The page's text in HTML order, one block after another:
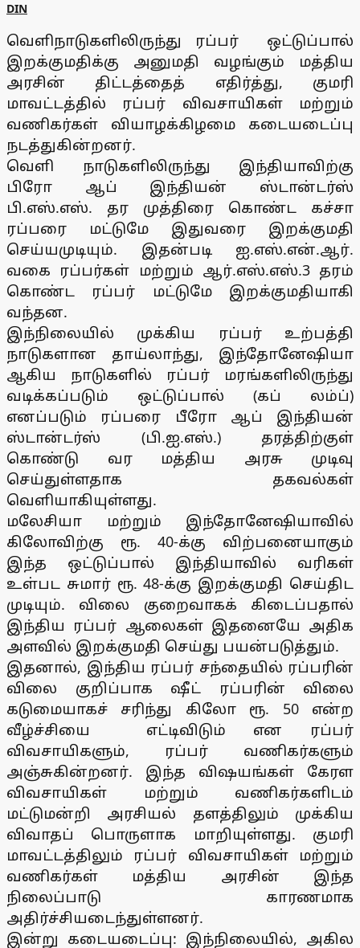
DIN
வெளிநாடுகளிலிருந்து ரப்பர் ஒட்டுப்பால்
இறக்குமதிக்கு அனுமதி வழங்கும் மத்திய
அரசின் திட்டத்தைத் எதிர்த்து, குமரி
மாவட்டத்தில் ரப்பர் விவசாயிகள் மற்றும்
வணிகர்கள் வியாழக்கிழமை கடையடைப்பு
நடத்துகின்றனர்.
வெளி நாடுகளிலிருந்து இந்தியாவிற்கு
பிரோ ஆப் இந்தியன் ஸ்டான்டர்ஸ்
பி.எஸ்.எஸ். தர முத்திரை கொண்ட கச்சா
ரப்பரை மட்டுமே இதுவரை இறக்குமதி
செய்யமுடியும். இதன்படி ஐ.எஸ்.என்.ஆர்.
வகை ரப்பர்கள் மற்றும் ஆர்.எஸ்.எஸ்.3 தரம்
கொண்ட ரப்பர் மட்டுமே இறக்குமதியாகி
வந்தன.
இந்நிலையில் முக்கிய ரப்பர் உற்பத்தி
நாடுகளான தாய்லாந்து, இந்தோனேஷியா
ஆகிய நாடுகளில் ரப்பர் மரங்களிலிருந்து
வடிக்கப்படும் ஒட்டுப்பால் (கப் லம்ப்)
எனப்படும் ரப்பரை பீரோ ஆப் இந்தியன்
ஸ்டான்டர்ஸ் (பி.ஐ.எஸ்.) தரத்திற்குள்
கொண்டு வர மத்திய அரசு முடிவு
செய்துள்ளதாக தகவல்கள்
வெளியாகியுள்ளது.
மலேசியா மற்றும் இந்தோனேஷியாவில்
கிலோவிற்கு ரூ. 40-க்கு விற்பனையாகும்
இந்த ஒட்டுப்பால் இந்தியாவில் வரிகள்
உள்பட சுமார் ரூ. 48-க்கு இறக்குமதி செய்திட
முடியும். விலை குறைவாகக் கிடைப்பதால்
இந்திய ரப்பர் ஆலைகள் இதனையே அதிக
அளவில் இறக்குமதி செய்து பயன்படுத்தும்.
இதனால், இந்திய ரப்பர் சந்தையில் ரப்பரின்
விலை குறிப்பாக ஷீட் ரப்பரின் விலை
கடுமையாகச் சரிந்து கிலோ ரூ. 50 என்ற
வீழ்ச்சியை எட்டிவிடும் என ரப்பர்
விவசாயிகளும், ரப்பர் வணிகர்களும்
அஞ்சுகின்றனர். இந்த விஷயங்கள் கேரள
விவசாயிகள் மற்றும் வணிகர்களிடம்
மட்டுமன்றி அரசியல் தளத்திலும் முக்கிய
விவாதப் பொருளாக மாறியுள்ளது. குமரி
மாவட்டத்திலும் ரப்பர் விவசாயிகள் மற்றும்
வணிகர்கள் மத்திய அரசின் இந்த
நிலைப்பாடு காரணமாக
அதிர்ச்சியடைந்துள்ளனர்.
இன்று கடையடைப்பு: இந்நிலையில், அகில